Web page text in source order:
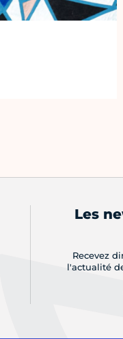
Les
Recevez
l'actualité